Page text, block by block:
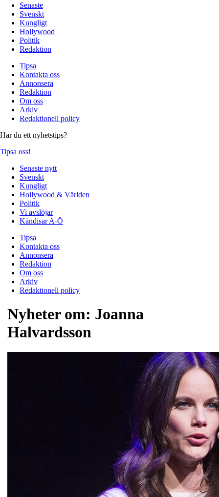
Senaste
Svenskt
Kungligt
Hollywood
Politik
Redaktion
Tipsa
Kontakta oss
Annonsera
Redaktion
Om oss
Arkiv
Redaktionell policy
Har du ett nyhetstips?
Tipsa oss!
Senaste nytt
Svenskt
Kungligt
Hollywood & Världen
Politik
Vi avslöjar
Kändisar A-Ö
Tipsa
Kontakta oss
Annonsera
Redaktion
Om oss
Arkiv
Redaktionell policy
Nyheter om: Joanna
Halvardsson